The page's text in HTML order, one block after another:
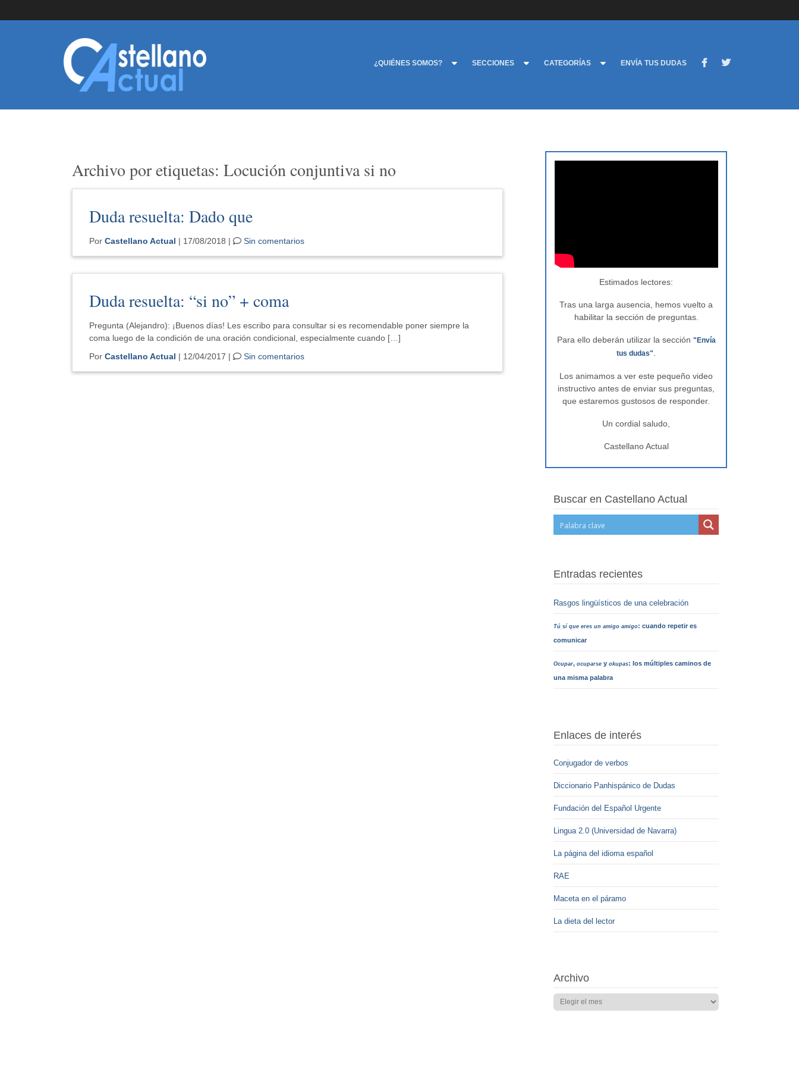
¿QUIÉNES SOMOS? SECCIONES CATEGORÍAS ENVÍA TUS DUDAS
Archivo por etiquetas: Locución conjuntiva si no
Duda resuelta: Dado que
Por Castellano Actual | 17/08/2018 | Sin comentarios
Duda resuelta: “si no” + coma
Pregunta (Alejandro): ¡Buenos días! Les escribo para consultar si es recomendable poner siempre la
coma luego de la condición de una oración condicional, especialmente cuando […]
Por Castellano Actual | 12/04/2017 | Sin comentarios
Estimados lectores:
Tras una larga ausencia, hemos vuelto a
habilitar la sección de preguntas.
Para ello deberán utilizar la sección "Envía
tus dudas"
Los animamos a ver este pequeño video
instructivo antes de enviar sus preguntas,
que estaremos gustosos de responder.
Un cordial saludo,
Castellano Actual
Buscar en Castellano Actual
Entradas recientes
Rasgos lingüísticos de una celebración
Tú sí que eres un amigo amigo: cuando repetir es
comunicar
Ocupar, ocuparsey okupas: los múltiples caminos de
una misma palabra
Enlaces de interés
Conjugador de verbos
Diccionario Panhispánico de Dudas
Fundación del Español Urgente
Lingua 2.0 (Universidad de Navarra)
La página del idioma español
RAE
Maceta en el páramo
La dieta del lector
Archivo